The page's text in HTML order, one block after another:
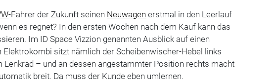
-Fahrer der Zukunft seinen Neuwagen erstmal in den Leerlauf
es regnet? In den ersten Wochen nach dem Kauf kann das
Im ID Space Vizzion genannten Ausblick auf einen
Elektrokombi sitzt nämlich der Scheibenwischer-Hebel links
Lenkrad – und an dessen angestammter Position rechts macht
breit. Da muss der Kunde eben umlernen.